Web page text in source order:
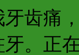
齿痛
牙。